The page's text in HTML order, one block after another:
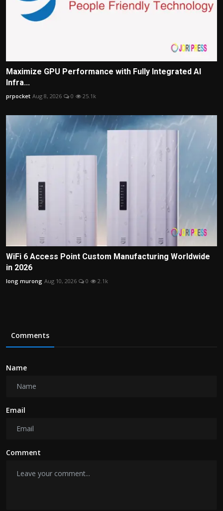
Maximize GPU Performance with Fully Integrated AI
Infra...
prpocket Aug 8, 2026 0 25.1k
WiFi 6 Access Point Custom Manufacturing Worldwide
in 2026
long murong Aug 10, 2026 0 2.1k
Comments
Name
Email
Comment